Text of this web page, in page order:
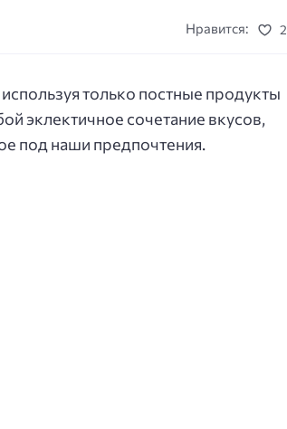
Нравится: 2
только постные продукты
эклектичное сочетание вкусов,
под наши предпочтения.